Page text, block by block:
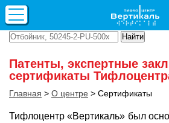
Патенты, экспертные
сертификаты
Главная > О центре > Сертификаты
Тифлоцентр «Вертикаль» был